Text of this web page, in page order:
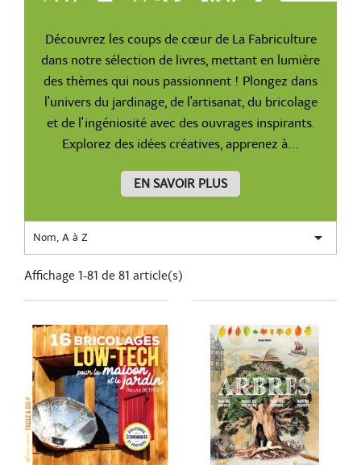
Découvrez les coups de cœur de La Fabriculture
dans notre sélection de livres, mettant en lumière
des thèmes qui nous passionnent ! Plongez dans
l'univers du jardinage, de l'artisanat, du bricolage
et de l'ingéniosité avec des ouvrages inspirants.
Explorez des idées créatives, apprenez à...
EN SAVOIR PLUS
Nom, A à Z 
Affichage 1-81 de 81 article(s)